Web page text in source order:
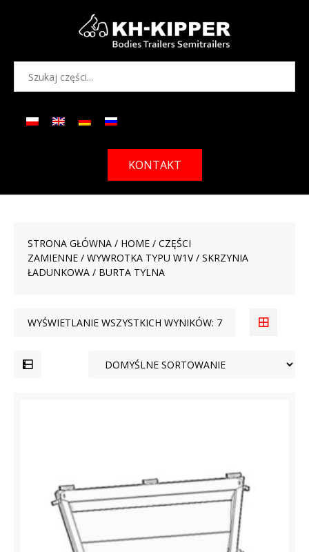
KONTAKT
STRONA GŁÓWNA / HOME / CZĘŚCI
ZAMIENNE / WYWROTKA TYPU W1V/ SKRZYNIA
ŁADUNKOWA / BURTA TYLNA
WYŚWIETLANIE WSZYSTKICH WYNIKÓW: 7